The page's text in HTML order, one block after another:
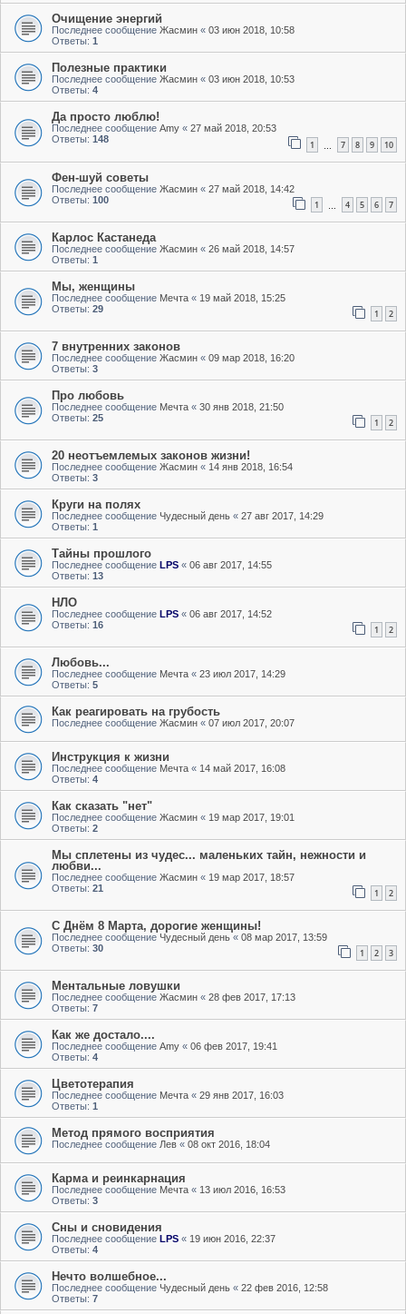
Очищение энергий
Последнее сообщение Жасмин « 03 июн 2018, 10:58
Ответы: 1
Полезные практики
Последнее сообщение Жасмин « 03 июн 2018, 10:53
Ответы: 4
Да просто люблю!
Последнее сообщение Amy « 27 май 2018, 20:53
Ответы: 148 1 7 8 9 10
Фен-шуй советы
Последнее сообщение Жасмин « 27 май 2018, 14:42
Ответы: 100 1 4 5 6 7
Карлос Кастанеда
Последнее сообщение Жасмин « 26 май 2018, 14:57
Ответы: 1
Мы, женщины
Последнее сообщение Мечта « 19 май 2018, 15:25
Ответы: 29 1 2
7 внутренних законов
Последнее сообщение Жасмин « 09 мар 2018, 16:20
Ответы: 3
Про любовь
Последнее сообщение Мечта « 30 янв 2018, 21:50
Ответы: 25 1 2
20 неотъемлемых законов жизни!
Последнее сообщение Жасмин « 14 янв 2018, 16:54
Ответы: 3
Круги на полях
Последнее сообщение Чудесный день « 27 авг 2017, 14:29
Ответы: 1
Тайны прошлого
Последнее сообщение LPS « 06 авг 2017, 14:55
Ответы: 13
НЛО
Последнее сообщение LPS « 06 авг 2017, 14:52
Ответы: 16 1 2
Любовь...
Последнее сообщение Мечта « 23 июл 2017, 14:29
Ответы: 5
Как реагировать на грубость
Последнее сообщение Жасмин « 07 июл 2017, 20:07
Инструкция к жизни
Последнее сообщение Мечта « 14 май 2017, 16:08
Ответы: 4
Как сказать "нет"
Последнее сообщение Жасмин « 19 мар 2017, 19:01
Ответы: 2
Мы сплетены из чудес... маленьких тайн, нежности и
любви...
Последнее сообщение Жасмин « 19 мар 2017, 18:57
Ответы: 21 1 2
С Днём 8 Марта, дорогие женщины!
Последнее сообщение Чудесный день « 08 мар 2017, 13:59
Ответы: 30 1 2 3
Ментальные ловушки
Последнее сообщение Жасмин « 28 фев 2017, 17:13
Ответы: 7
Как же достало....
Последнее сообщение Amy « 06 фев 2017, 19:41
Ответы: 4
Цветотерапия
Последнее сообщение Мечта « 29 янв 2017, 16:03
Ответы: 1
Метод прямого восприятия
Последнее сообщение Лев « 08 окт 2016, 18:04
Карма и реинкарнация
Последнее сообщение Мечта « 13 июл 2016, 16:53
Ответы: 3
Сны и сновидения
Последнее сообщение LPS « 19 июн 2016, 22:37
Ответы: 4
Нечто волшебное...
Последнее сообщение Чудесный день « 22 фев 2016, 12:58
Ответы: 7